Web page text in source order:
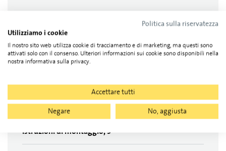
Scheda tecnica tetto verde MSP-FR-G
Scheda tecnica tetto piano sud MSP-FR-S
Scheda tecnica tetto piano est-ovest MSP-FR-EW
Flyer prodotto, 4
Istruzioni di montaggio, 9
Politica sulla riservatezza
Utilizziamo i cookie
Il nostro sito web utilizza cookie di tracciamento e di marketing, ma questi sono
attivati solo con il consenso. Ulteriori informazioni sui cookie sono disponibili nella
nostra informativa sulla privacy.
Accettare tutti
Negare
No, aggiusta